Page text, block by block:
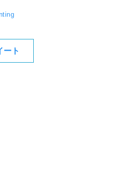
ート